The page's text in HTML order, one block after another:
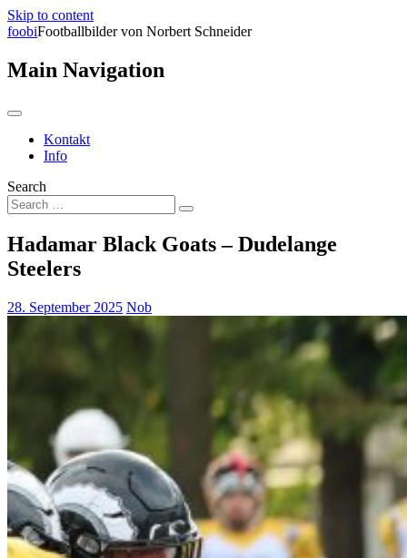
Skip to content
foobiFootballbilder von Norbert Schneider
Main Navigation
Kontakt
Info
Search
Hadamar Black Goats – Dudelange
Steelers
28. September 2025 Nob